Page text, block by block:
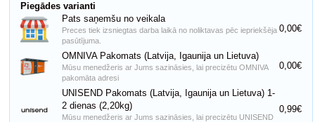
Piegādes varianti
Pats saņemšu no veikala
Preces tiek izsniegtas darba laikā no noliktavas pēc iepriekšēja
pasūtījuma.
0,00€
OMNIVA Pakomats (Latvija, Igaunija un Lietuva)
Mūsu menedžeris ar Jums sazināsies, lai precizētu OMNIVA
pakomāta adresi
0,00€
UNISEND Pakomats (Latvija, Igaunija un Lietuva) 1-
2 dienas (2,20kg)
Mūsu menedžeris ar Jums sazināsies, lai precizētu UNISEND
0,99€